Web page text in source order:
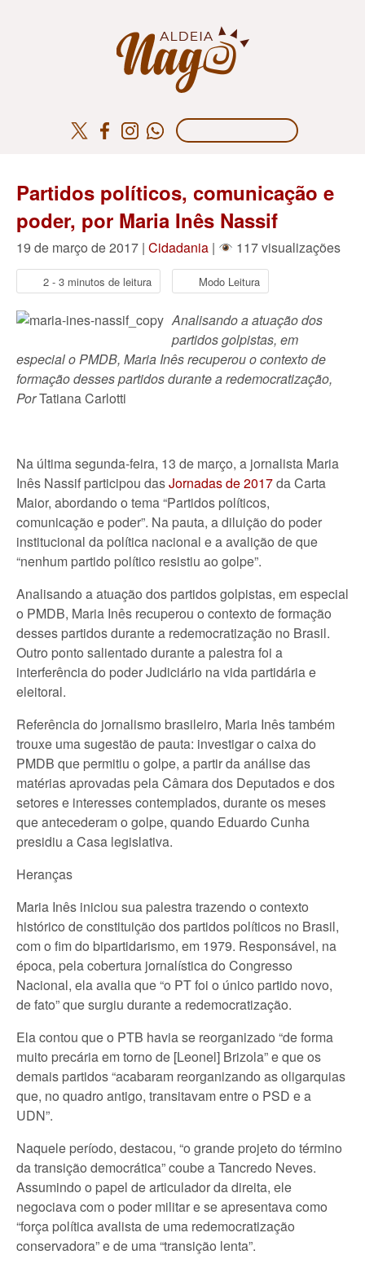
Partidos políticos, comunicação e
poder, por Maria Inês Nassif
19 de março de 2017 | Cidadania | 117 visualizações
2 - 3 minutos de leitura Modo Leitura
Analisando a atuação dos
partidos golpistas, em
especial o PMDB, Maria Inês recuperou o contexto de
formação desses partidos durante a redemocratização,
PorTatiana Carlotti
Na última segunda-feira, 13 de março, a jornalista Maria
Inês Nassif participou dasJornadas de 2017da Carta
Maior, abordando o tema “Partidos políticos,
comunicação e poder”. Na pauta, a diluição do poder
institucional da política nacional e a avalição de que
“nenhum partido político resistiu ao golpe”.
Analisando a atuação dos partidos golpistas, em especial
o PMDB, Maria Inês recuperou o contexto de formação
desses partidos durante a redemocratização no Brasil.
Outro ponto salientado durante a palestra foi a
interferência do poder Judiciário na vida partidária e
eleitoral.
Referência do jornalismo brasileiro, Maria Inês também
trouxe uma sugestão de pauta: investigar o caixa do
PMDB que permitiu o golpe, a partir da análise das
matérias aprovadas pela Câmara dos Deputados e dos
setores e interesses contemplados, durante os meses
que antecederam o golpe, quando Eduardo Cunha
presidiu a Casa legislativa.
Heranças
Maria Inês iniciou sua palestra trazendo o contexto
histórico de constituição dos partidos políticos no Brasil,
com o fim do bipartidarismo, em 1979. Responsável, na
época, pela cobertura jornalística do Congresso
Nacional, ela avalia que “o PT foi o único partido novo,
de fato” que surgiu durante a redemocratização.
Ela contou que o PTB havia se reorganizado “de forma
muito precária em torno de [Leonel] Brizola” e que os
demais partidos “acabaram reorganizando as oligarquias
que, no quadro antigo, transitavam entre o PSD e a
UDN”.
Naquele período, destacou, “o grande projeto do término
da transição democrática” coube a Tancredo Neves.
Assumindo o papel de articulador da direita, ele
negociava com o poder militar e se apresentava como
“força política avalista de uma redemocratização
conservadora” e de uma “transição lenta”.